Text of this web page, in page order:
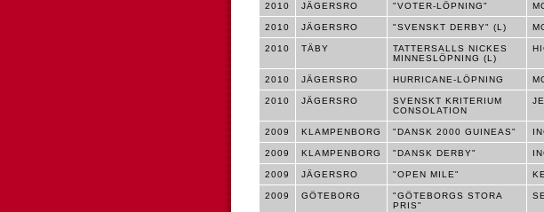
2010 JÄGERSRO "VOTER-LÖPNING"
2010 JÄGERSRO "SVENSKT DERBY" (L)
2010 TÄBY
TATTERSALLS NICKES
MINNESLÖPNING (L)
2010 JÄGERSRO HURRICANE-LÖPNING
2010 JÄGERSRO
SVENSKT KRITERIUM
CONSOLATION
2009 KLAMPENBORG "DANSK 2000 GUINEAS"
2009 KLAMPENBORG "DANSK DERBY"
2009 JÄGERSRO "OPEN MILE"
2009 GÖTEBORG
"GÖTEBORGS STORA
PRIS"